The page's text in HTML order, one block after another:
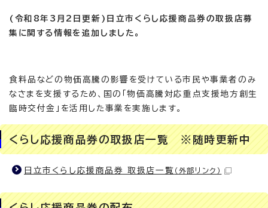
(令和8年3月2日更新)日立市くらし応援商品券の取扱店募
集に関する情報を追加しました。
食料品などの物価高騰の影響を受けている市民や事業者のみ
なさまを支援するため、国の「物価高騰対応重点支援地方創生
臨時交付金」を活用した事業を実施します。
くらし応援商品券の取扱店一覧 ※随時更新中
日立市くらし応援商品券 取扱店一覧 （外部リンク）